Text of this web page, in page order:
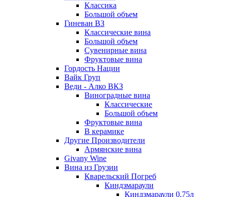
Классика
Большой объем
Гиневан ВЗ
Классические вина
Большой объем
Сувенирные вина
Фруктовые вина
Гордость Нации
Вайк Груп
Веди - Алко ВКЗ
Виноградные вина
Классические
Большой объем
Фруктовые вина
В керамике
Другие Производители
Армянские вина
Givany Wine
Вина из Грузии
Кварельский Погреб
Киндзмараули
Киндзмараули 0,75л